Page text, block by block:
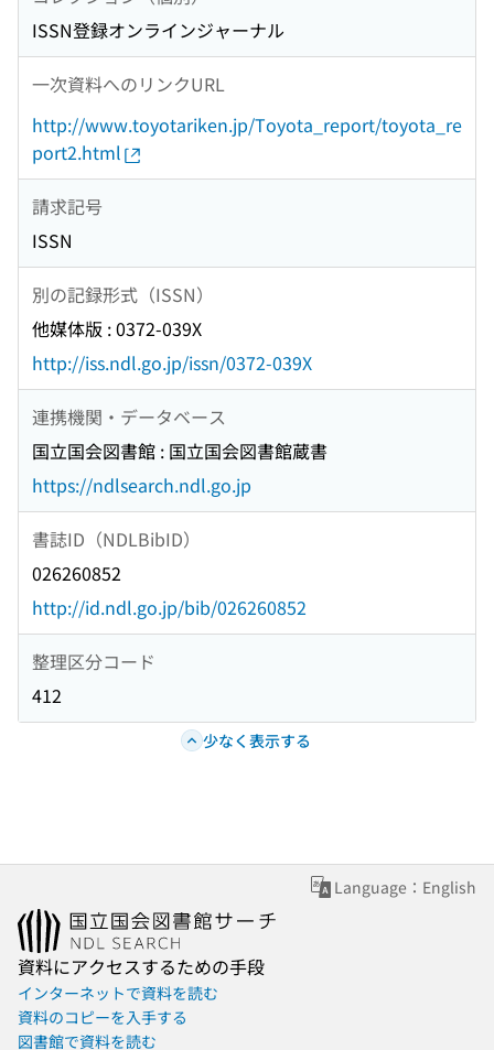
ISSN登録オンラインジャーナル
一次資料へのリンクURL
http://www.toyotariken.jp/Toyota_report/toyota_re
port2.html
請求記号
ISSN
別の記録形式（ISSN）
他媒体版 : 0372-039X
http://iss.ndl.go.jp/issn/0372-039X
連携機関・データベース
国立国会図書館 : 国立国会図書館蔵書
https://ndlsearch.ndl.go.jp
書誌ID（NDLBibID）
026260852
http://id.ndl.go.jp/bib/026260852
整理区分コード
412
少なく表示する
Language：English
資料にアクセスするための手段
インターネットで資料を読む
資料のコピーを入手する
図書館で資料を読む